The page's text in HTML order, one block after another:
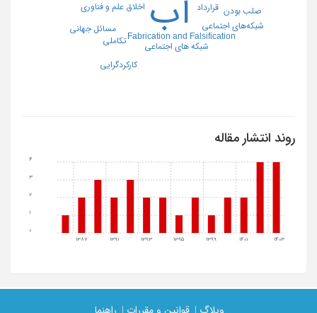
آب
Fabrication and Falsification
اخلاق علم و فناوری
شبکه های اجتماعی
قرارداد
مسائل جهانی
تکاملی
شبکه‌های اجتماعی
صلب بودن
کارکردگرایی
روند انتشار مقاله
1387 1391 1393 1395 1399 1401 1403
0
1
2
3
4
وبلاگ | قوانین و مقررات | راهنما